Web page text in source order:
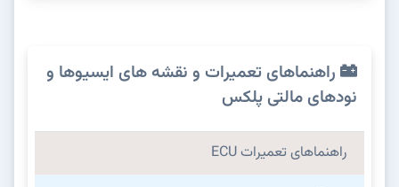
راهنماهای تعمیرات و نقشه های ایسیوها و
نودهای مالتی پلکس
راهنماهای تعمیرات ECU